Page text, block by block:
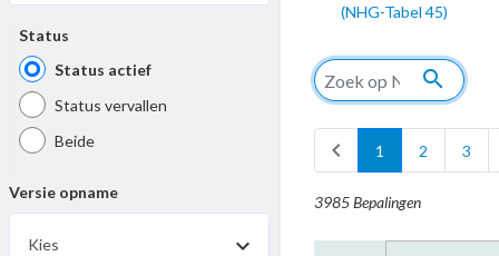
Status
Status actief
Status vervallen
Beide
Versie opname
Kies
(NHG-Tabel 45)
search
chevron_left 1 2 3
3985 Bepalingen